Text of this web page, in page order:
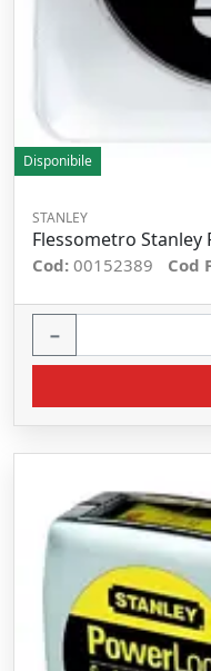
Disponibile
STANLEY
Flessometro Stanley
Cod: 00152389 Cod
−